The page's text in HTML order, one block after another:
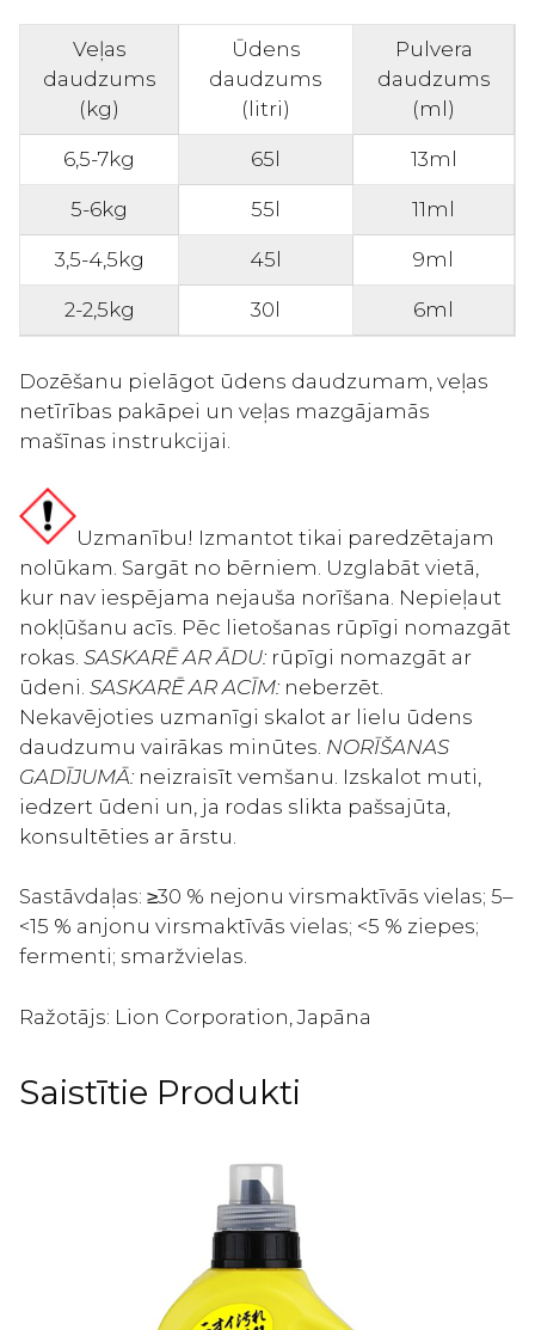
Veļas
daudzums
(kg)
Ūdens
daudzums
(litri)
Pulvera
daudzums
(ml)
6,5-7kg 65l 13ml
5-6kg 55l 11ml
3,5-4,5kg 45l 9ml
2-2,5kg 30l 6ml
Dozēšanu pielāgot ūdens daudzumam, veļas
netīrības pakāpei un veļas mazgājamās
mašīnas instrukcijai.
Uzmanību! Izmantot tikai paredzētajam
nolūkam. Sargāt no bērniem. Uzglabāt vietā,
kur nav iespējama nejauša norīšana. Nepieļaut
nokļūšanu acīs. Pēc lietošanas rūpīgi nomazgāt
rokas. SASKARĒ AR ĀDU: rūpīgi nomazgāt ar
ūdeni. SASKARĒ AR ACĪM: neberzēt.
Nekavējoties uzmanīgi skalot ar lielu ūdens
daudzumu vairākas minūtes. NORĪŠANAS
GADĪJUMĀ: neizraisīt vemšanu. Izskalot muti,
iedzert ūdeni un, ja rodas slikta pašsajūta,
konsultēties ar ārstu.
Sastāvdaļas: ≥30 % nejonu virsmaktīvās vielas; 5–
<15 % anjonu virsmaktīvās vielas; <5 % ziepes;
fermenti; smaržvielas.
Ražotājs: Lion Corporation, Japāna
Saistītie Produkti